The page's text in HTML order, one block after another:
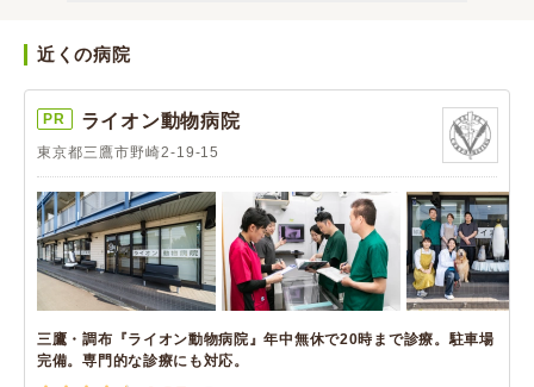
近くの病院
PR ライオン動物病院
東京都三鷹市野崎2-19-15
三鷹・調布『ライオン動物病院』年中無休で20時まで診療。駐車場
完備。専門的な診療にも対応。